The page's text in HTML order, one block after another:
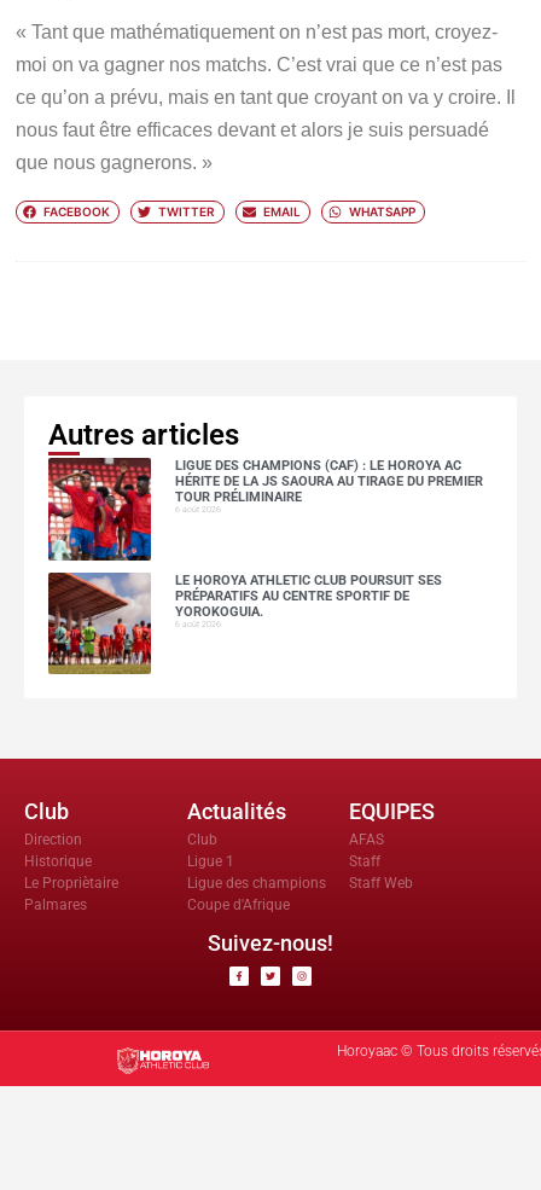
« Tant que mathématiquement on n’est pas mort, croyez-
moi on va gagner nos matchs. C’est vrai que ce n’est pas
ce qu’on a prévu, mais en tant que croyant on va y croire. Il
nous faut être efficaces devant et alors je suis persuadé
que nous gagnerons. »
FACEBOOK TWITTER EMAIL WHATSAPP
Autres articles
LIGUE DES CHAMPIONS (CAF) : LE HOROYA AC
HÉRITE DE LA JS SAOURA AU TIRAGE DU PREMIER
TOUR PRÉLIMINAIRE
6 août 2026
LE HOROYA ATHLETIC CLUB POURSUIT SES
PRÉPARATIFS AU CENTRE SPORTIF DE
YOROKOGUIA.
6 août 2026
Club
Direction
Historique
Le Propriètaire
Palmares
Actualités
Club
Ligue 1
Ligue des champions
Coupe d'Afrique
EQUIPES
AFAS
Staff
Staff Web
Suivez-nous!
Horoyaac © Tous droits